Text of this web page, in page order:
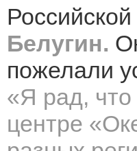
Белугин.
пожелали
«Я рад,
центре